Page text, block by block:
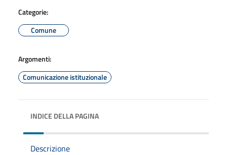
Categorie:
Comune
Argomenti:
Comunicazione istituzionale
INDICE DELLA PAGINA
Descrizione